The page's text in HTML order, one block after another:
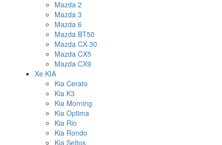
Mazda 2
Mazda 3
Mazda 6
Mazda BT50
Mazda CX-30
Mazda CX5
Mazda CX9
Xe KIA
Kia Cerato
Kia K3
Kia Morning
Kia Optima
Kia Rio
Kia Rondo
Kia Seltos